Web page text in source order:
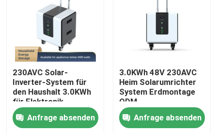
Haus
230AVC Solar-
Inverter-System für
den Haushalt 3.0KWh
für Elektronik-
Hausgeräte
Anfrage absenden
3.0KWh 48V 230AVC
Heim Solarumrichter
System Erdmontage
ODM
Anfrage absenden